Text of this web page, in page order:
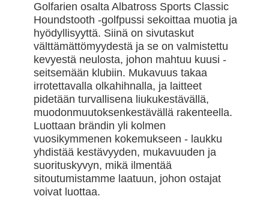
Golfarien osalta Albatross Sports Classic
Houndstooth -golfpussi sekoittaa muotia ja
hyödyllisyyttä. Siinä on sivutaskut
välttämättömyydestä ja se on valmistettu
kevyestä neulosta, johon mahtuu kuusi -
seitsemään klubiin. Mukavuus takaa
irrotettavalla olkahihnalla, ja laitteet
pidetään turvallisena liukukestävällä,
muodonmuutoksenkestävällä rakenteella.
Luottaan brändin yli kolmen
vuosikymmenen kokemukseen - laukku
yhdistää kestävyyden, mukavuuden ja
suorituskyvyn, mikä ilmentää
sitoutumistamme laatuun, johon ostajat
voivat luottaa.